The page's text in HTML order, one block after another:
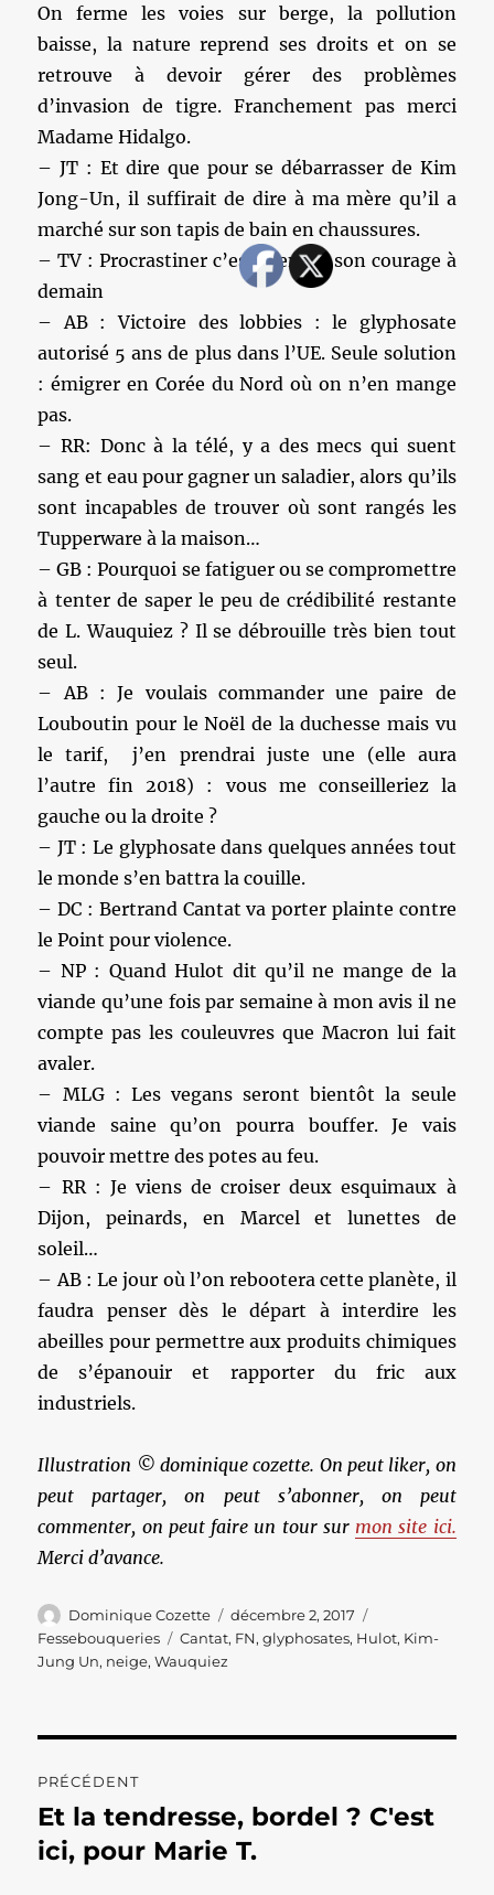
On ferme les voies sur berge, la pollution
baisse, la nature reprend ses droits et on se
retrouve à devoir gérer des problèmes
d’invasion de tigre. Franchement pas merci
Madame Hidalgo.
– JT : Et dire que pour se débarrasser de Kim
Jong-Un, il suffirait de dire à ma mère qu’il a
marché sur son tapis de bain en chaussures.
– TV : Procrastiner c’est prendre son courage à
demain
– AB : Victoire des lobbies : le glyphosate
autorisé 5 ans de plus dans l’UE. Seule solution
: émigrer en Corée du Nord où on n’en mange
pas.
– RR: Donc à la télé, y a des mecs qui suent
sang et eau pour gagner un saladier, alors qu’ils
sont incapables de trouver où sont rangés les
Tupperware à la maison…
– GB : Pourquoi se fatiguer ou se compromettre
à tenter de saper le peu de crédibilité restante
de L. Wauquiez ? Il se débrouille très bien tout
seul.
– AB : Je voulais commander une paire de
Louboutin pour le Noël de la duchesse mais vu
le tarif, j’en prendrai juste une (elle aura
l’autre fin 2018) : vous me conseilleriez la
gauche ou la droite ?
– JT : Le glyphosate dans quelques années tout
le monde s’en battra la couille.
– DC : Bertrand Cantat va porter plainte contre
le Point pour violence.
– NP : Quand Hulot dit qu’il ne mange de la
viande qu’une fois par semaine à mon avis il ne
compte pas les couleuvres que Macron lui fait
avaler.
– MLG : Les vegans seront bientôt la seule
viande saine qu’on pourra bouffer. Je vais
pouvoir mettre des potes au feu.
– RR : Je viens de croiser deux esquimaux à
Dijon, peinards, en Marcel et lunettes de
soleil…
– AB : Le jour où l’on rebootera cette planète, il
faudra penser dès le départ à interdire les
abeilles pour permettre aux produits chimiques
de s’épanouir et rapporter du fric aux
industriels.
Illustration © dominique cozette. On peut liker, on
peut partager, on peut s’abonner, on peut
commenter, on peut faire un tour sur mon site ici.
Merci d’avance.
Auteur
Dominique Cozette
Publié
le
décembre 2, 2017
Fessebouqueries
Étiquettes
Cantat, FN,glyphosates, Hulot, Kim-
Jung Un, neige,Wauquiez
de
l’article
PRÉCÉDENT
Publication
précédente :
Et la tendresse, bordel ? C'est
ici, pour Marie T.